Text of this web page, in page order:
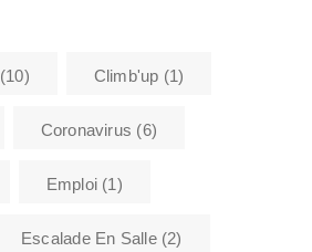
(10) Climb'up (1)
Coronavirus (6)
Emploi(1)
Escalade En Salle(2)